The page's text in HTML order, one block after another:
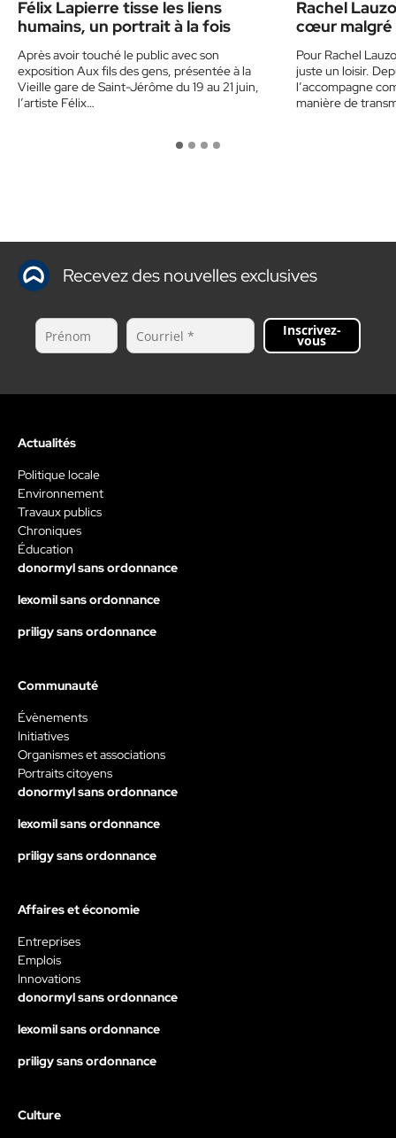
Félix Lapierre tisse les liens
humains, un portrait à la fois
Après avoir touché le public avec son
exposition Aux fils des gens, présentée à la
Vieille gare de Saint-Jérôme du 19 au 21 juin,
l’artiste Félix…
Rachel
cœur malgré
Pour Rachel
juste un loisir.
l’accompagne
manière de
Recevez des nouvelles exclusives
Inscrivez-
vous
Actualités
Politique locale
Environnement
Travaux publics
Chroniques
Éducation
donormyl sans ordonnance
lexomil sans ordonnance
priligy sans ordonnance
Communauté
Évènements
Initiatives
Organismes et associations
Portraits citoyens
donormyl sans ordonnance
lexomil sans ordonnance
priligy sans ordonnance
Affaires et économie
Entreprises
Emplois
Innovations
donormyl sans ordonnance
lexomil sans ordonnance
priligy sans ordonnance
Culture